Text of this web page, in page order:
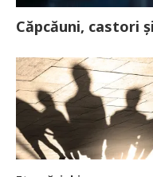
Căpcăuni, castori